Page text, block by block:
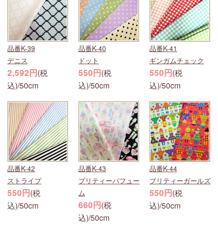
品番K-39
デニス
2,592円(税
込)/50cm
品番K-40
ドット
550円(税
込)/50cm
品番K-41
ギンガムチェック
550円(税
込)/50cm
品番K-42
ストライプ
550円(税
込)/50cm
品番K-43
プリティーパフュー
ム
660円(税
込)/50cm
品番K-44
プリティーガールズ
550円(税
込)/50cm